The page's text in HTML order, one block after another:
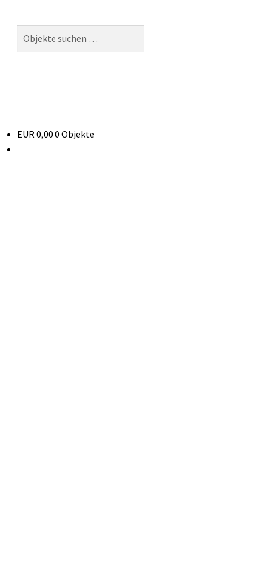
nach:
EUR 0,00 0 Objekte